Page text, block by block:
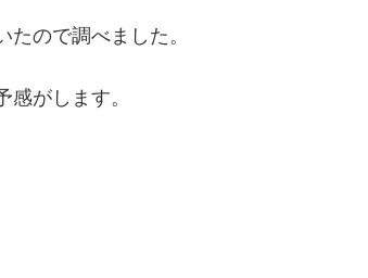
ので調べました。
がします。